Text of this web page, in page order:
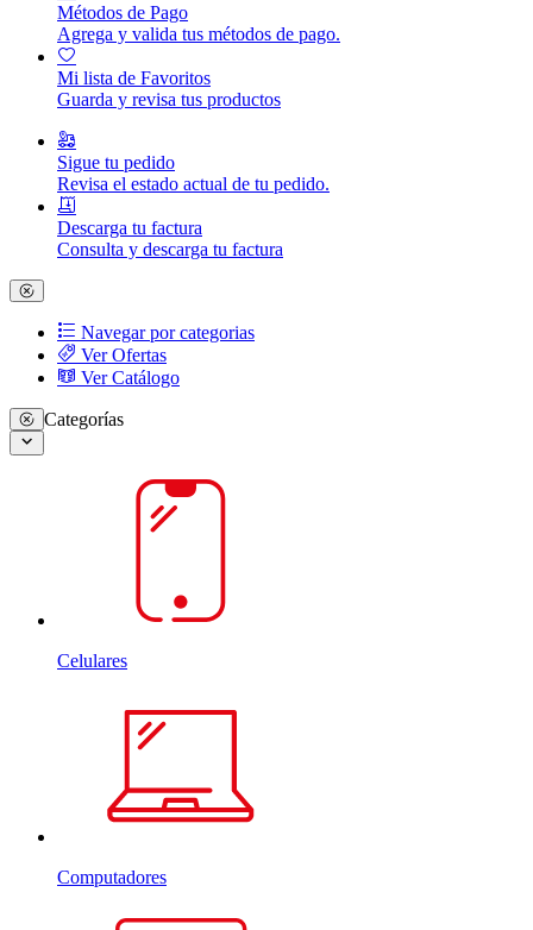
Métodos de Pago
Agrega y valida tus métodos de pago.
Mi lista de Favoritos
Guarda y revisa tus productos
Sigue tu pedido
Revisa el estado actual de tu pedido.
Descarga tu factura
Consulta y descarga tu factura
Navegar por categorias
Ver Ofertas
Ver Catálogo
Categorías
Celulares
Computadores